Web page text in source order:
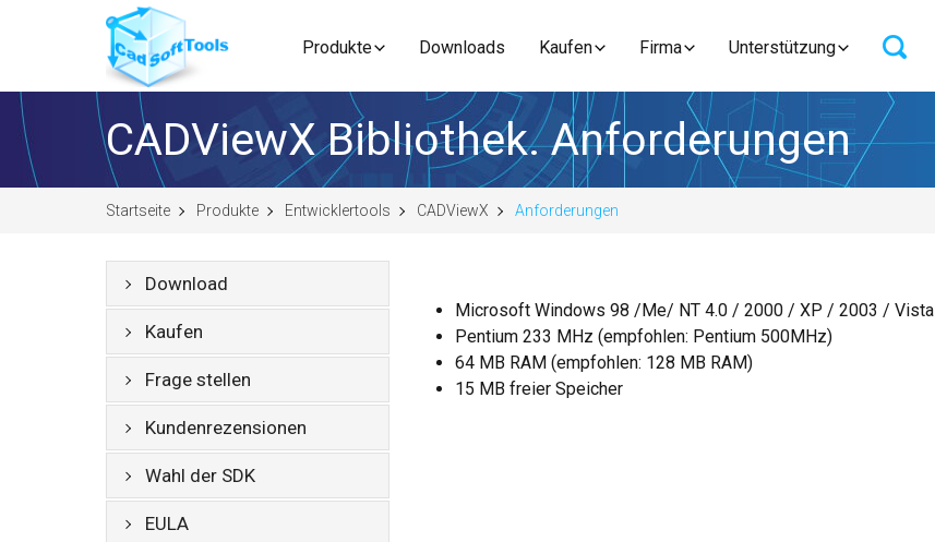
Produkte Downloads Kaufen Firma Unterstützung
CADViewX Bibliothek. Anforderungen
Startseite Produkte Entwicklertools CADViewX Anforderungen
Download
Kaufen
Frage stellen
Kundenrezensionen
Wahl der SDK
EULA
Microsoft Windows 98 /Me/ NT 4.0 / 2000 / XP / 2003 / Vista
Pentium 233 MHz (empfohlen: Pentium 500MHz)
64 MB RAM (empfohlen: 128 MB RAM)
15 MB freier Speicher